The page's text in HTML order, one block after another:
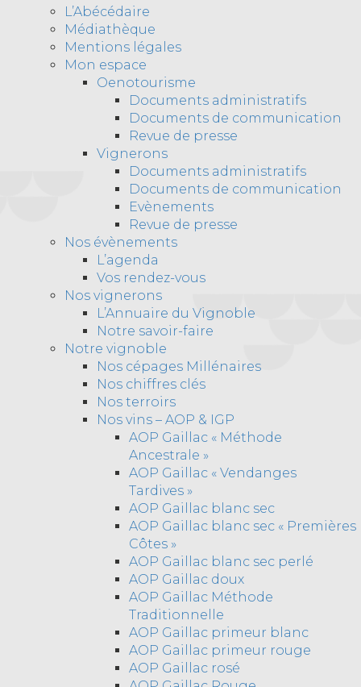
L’Abécédaire
Médiathèque
Mentions légales
Mon espace
Oenotourisme
Documents administratifs
Documents de communication
Revue de presse
Vignerons
Documents administratifs
Documents de communication
Evènements
Revue de presse
Nos évènements
L’agenda
Vos rendez-vous
Nos vignerons
L’Annuaire du Vignoble
Notre savoir-faire
Notre vignoble
Nos cépages Millénaires
Nos chiffres clés
Nos terroirs
Nos vins – AOP & IGP
AOP Gaillac « Méthode
Ancestrale »
AOP Gaillac « Vendanges
Tardives »
AOP Gaillac blanc sec
AOP Gaillac blanc sec « Premières
Côtes »
AOP Gaillac blanc sec perlé
AOP Gaillac doux
AOP Gaillac Méthode
Traditionnelle
AOP Gaillac primeur blanc
AOP Gaillac primeur rouge
AOP Gaillac rosé